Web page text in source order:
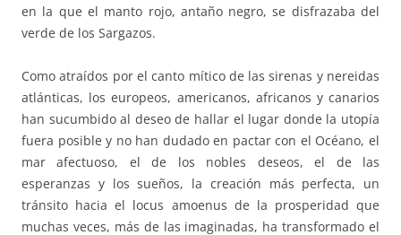
en la que el manto rojo, antaño negro, se disfrazaba del
verde de los Sargazos.
Como atraídos por el canto mítico de las sirenas y nereidas
atlánticas, los europeos, americanos, africanos y canarios
han sucumbido al deseo de hallar el lugar donde la utopía
fuera posible y no han dudado en pactar con el Océano, el
mar afectuoso, el de los nobles deseos, el de las
esperanzas y los sueños, la creación más perfecta, un
tránsito hacia el locus amoenus de la prosperidad que
muchas veces, más de las imaginadas, ha transformado el